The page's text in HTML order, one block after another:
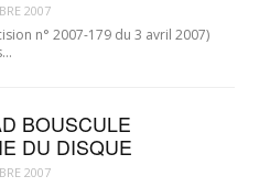
2007
n° 2007-179 du 3 avril 2007)
BOUSCULE
DU DISQUE
2007